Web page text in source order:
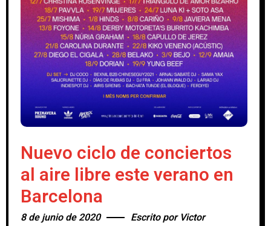
Nuevo ciclo de conciertos
al aire libre este verano en
Barcelona
8 de junio de 2020 Escrito por Victor